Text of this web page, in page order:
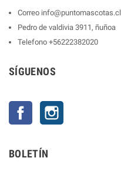
Correo info@puntomascotas.cl
Pedro de valdivia 3911, ñuñoa
Telefono +56222382020
SÍGUENOS
Facebook
BOLETÍN